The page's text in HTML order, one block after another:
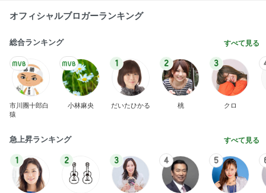
オフィシャルブロガーランキング
総合ランキング すべて見る
市川團十郎白
猿
小林麻央
1
だいたひかる
2
桃
3
クロ
急上昇ランキング すべて見る
1 2 3 4 5